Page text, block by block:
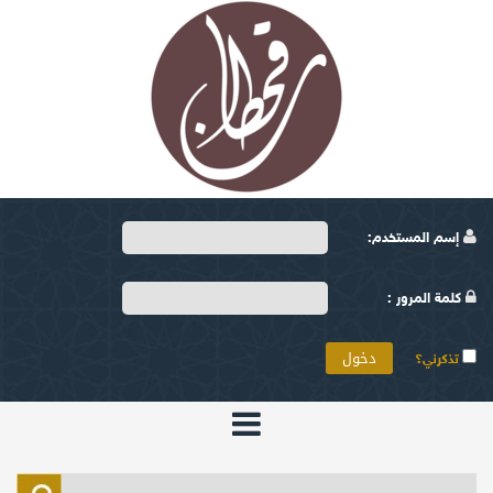
إسم المستخدم:
كلمة المرور :
تذكرني؟